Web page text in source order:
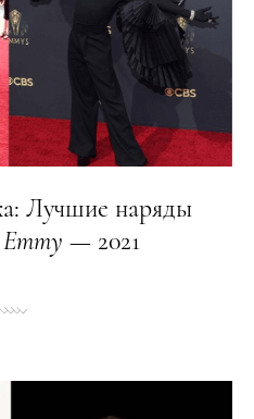
Лучшие наряды
Emmy — 2021